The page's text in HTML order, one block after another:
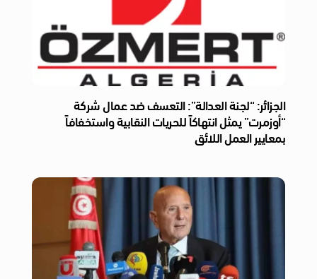
الجزائر: “لجنة العدالة”: التعسف ضد عمال شركة
“أوزمرت” يمثل انتهاكاً للحريات النقابية واستخفافاً
بمعايير العمل اللائق